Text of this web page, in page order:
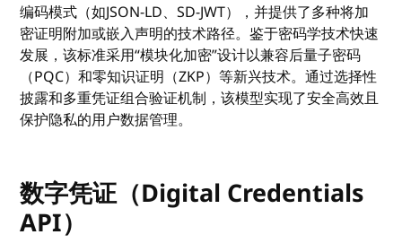
编码模式（如JSON-LD、SD-JWT），并提供了多种将加
密证明附加或嵌入声明的技术路径。鉴于密码学技术快速
发展，该标准采用“模块化加密”设计以兼容后量子密码
（PQC）和零知识证明（ZKP）等新兴技术。通过选择性
披露和多重凭证组合验证机制，该模型实现了安全高效且
保护隐私的用户数据管理。
数字凭证（Digital Credentials
API）